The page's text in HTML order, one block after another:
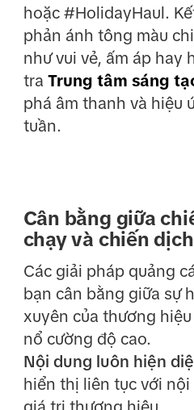
hoặc #HolidayHaul.
phản ánh tông màu
như vui vẻ, ấm áp hay
tra Trung tâm sáng
phá âm thanh và hiệu
tuần.
Cân bằng giữa
chạy và chiến
Các giải pháp quảng
bạn cân bằng giữa sự
xuyên của thương
nổ cường độ cao.
Nội dung luôn hiện
hiển thị liên tục với